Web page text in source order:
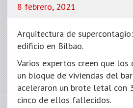
8 febrero, 2021
Arquitectura de
edificio en Bilbao.
Varios expertos creen que los
un bloque de viviendas del
aceleraron un brote letal con
cinco de ellos fallecidos.